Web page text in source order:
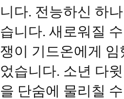
니다. 전능하신 하
습니다. 새로워질
쟁이 기드온에게
었습니다. 소년 다
을 단숨에 물리칠